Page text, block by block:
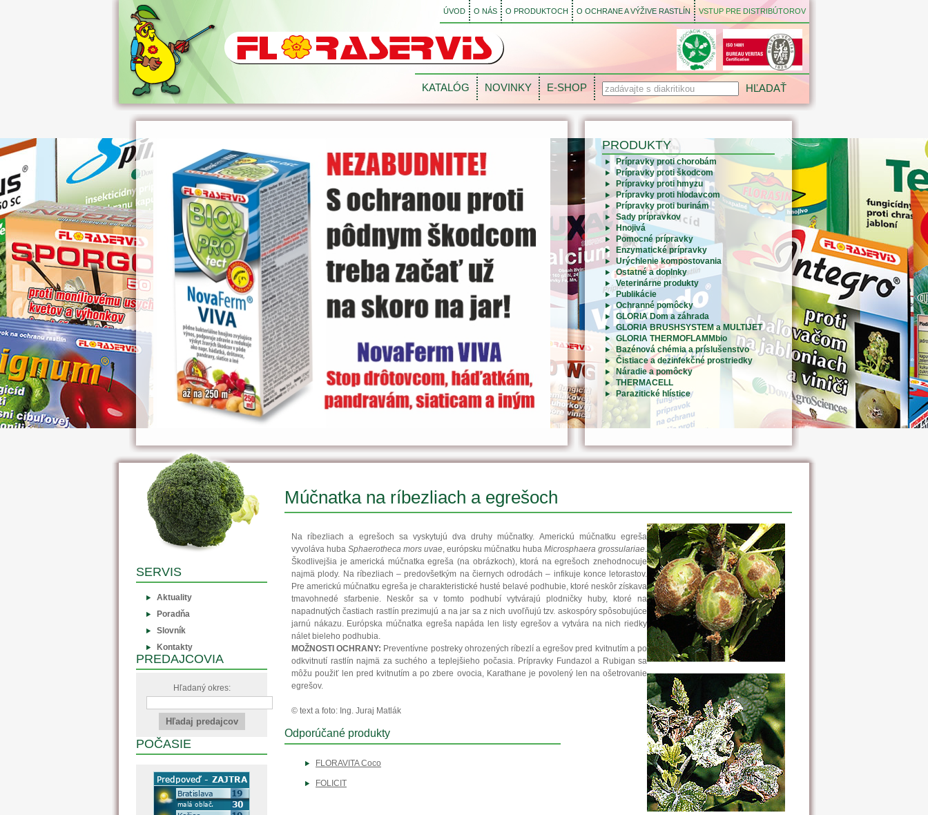
ÚVOD O NÁS O PRODUKTOCH O OCHRANE A VÝŽIVE RASTLÍN VSTUP PRE DISTRIBÚTOROV
KATALÓG NOVINKY E-SHOP
PRODUKTY
Prípravky proti chorobám
Prípravky proti škodcom
Prípravky proti hmyzu
Prípravky proti hlodavcom
Prípravky proti burinám
Sady prípravkov
Hnojivá
Pomocné prípravky
Enzymatické prípravky
Urýchlenie kompostovania
Ostatné a doplnky
Veterinárne produkty
Publikácie
Ochranné pomôcky
GLORIA Dom a záhrada
GLORIA BRUSHSYSTEM a MULTIJET
GLORIA THERMOFLAMMbio
Bazénová chémia a príslušenstvo
Čistiace a dezinfekčné prostriedky
Náradie a pomôcky
THERMACELL
Parazitické hlístice
Múčnatka na ríbezliach a egrešoch
Na ríbezliach a egrešoch sa vyskytujú dva druhy múčnatky. Americkú múčnatku egreša
vyvoláva huba Sphaerotheca mors uvae, európsku múčnatku huba Microsphaera grossulariae.
Škodlivejšia je americká múčnatka egreša (na obrázkoch), ktorá na egrešoch znehodnocuje
najmä plody. Na ríbezliach – predovšetkým na čiernych odrodách – infikuje konce letorastov.
Pre americkú múčnatku egreša je charakteristické husté belavé podhubie, ktoré neskôr získava
tmavohnedé sfarbenie. Neskôr sa v tomto podhubí vytvárajú plodničky huby, ktoré na
napadnutých častiach rastlín prezimujú a na jar sa z nich uvoľňujú tzv. askospóry spôsobujúce
jarnú nákazu. Európska múčnatka egreša napáda len listy egrešov a vytvára na nich riedky
nálet bieleho podhubia.
MOŽNOSTI OCHRANY: Preventívne postreky ohrozených ríbezlí a egrešov pred kvitnutím a po
odkvitnutí rastlín najmä za suchého a teplejšieho počasia. Prípravky Fundazol a Rubigan sa
môžu použiť len pred kvitnutím a po zbere ovocia, Karathane je povolený len na ošetrovanie
egrešov.
© text a foto: Ing. Juraj Matlák
Odporúčané produkty
FLORAVITA Coco
FOLICIT
SERVIS
Aktuality
Poradňa
Slovník
Kontakty
PREDAJCOVIA
Hľadaný okres:
POČASIE